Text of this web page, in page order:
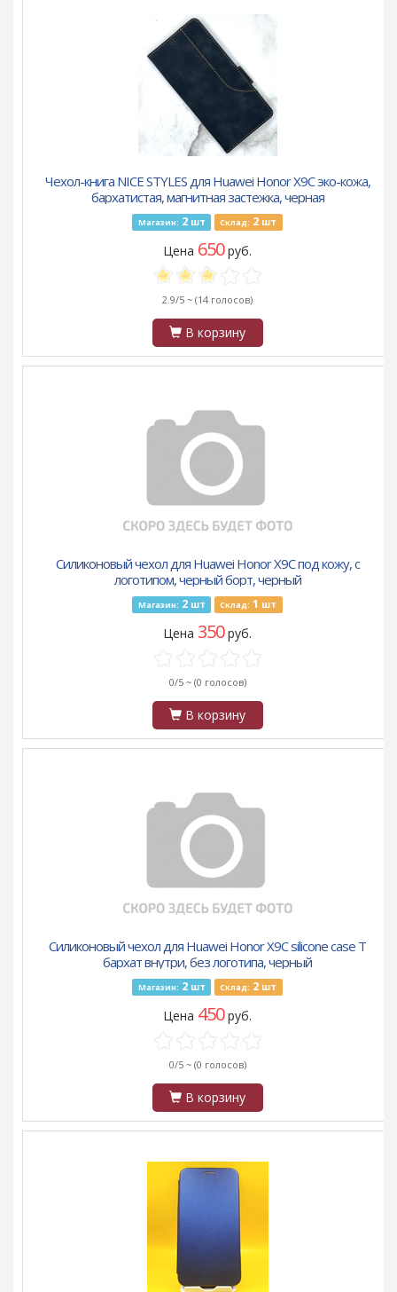
Чехол-книга NICE STYLES для Huawei Honor X9C эко-кожа,
бархатистая, магнитная застежка, черная
Магазин: 2шт Склад: 2 шт
Цена 650руб.
2.9/5 ~ (14 голосов)
В корзину
Силиконовый чехол для Huawei Honor X9C под кожу, с
логотипом, черный борт, черный
Магазин: 2шт Склад: 1 шт
Цена 350руб.
0/5 ~ (0 голосов)
В корзину
Силиконовый чехол для Huawei Honor X9C silicone case T
бархат внутри, без логотипа, черный
Магазин: 2шт Склад: 2 шт
Цена 450руб.
0/5 ~ (0 голосов)
В корзину